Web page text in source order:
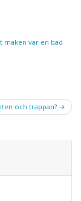
maken var en bad
och trappan?